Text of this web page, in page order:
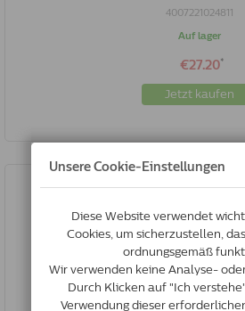
4007221024811
Auf lager
€27.20*
Jetzt kaufen